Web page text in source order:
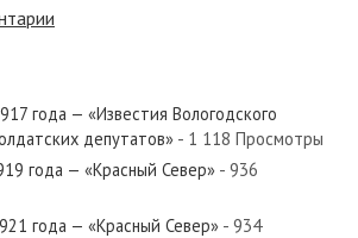
года — «Красный Север»
года — «Известия Вологодского
депутатов» - 1 118 Просмотры
года — «Красный Север» - 936
года — «Красный Север» - 934